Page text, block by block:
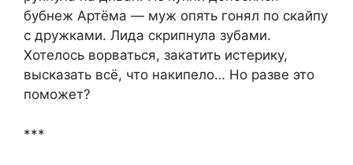
бубнеж Артёма — муж опять гонял по скайпу
с дружками. Лида скрипнула зубами.
Хотелось ворваться, закатить истерику,
высказать всё, что накипело… Но разве это
поможет?
***